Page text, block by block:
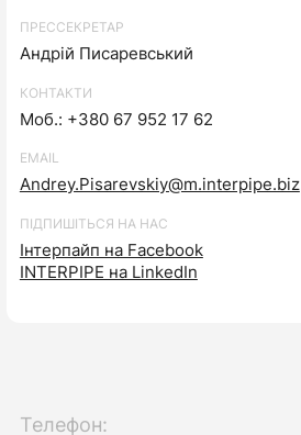
ПРЕССЕКРЕТАР
Андрій Писаревський
КОНТАКТИ
Моб.: +380 67 952 17 62
EMAIL
Andrey.Pisarevskiy@m.interpipe.biz
ПІДПИШІТЬСЯ НА НАС
Інтерпайп на Facebook
INTERPIPE на LinkedIn
Телефон: